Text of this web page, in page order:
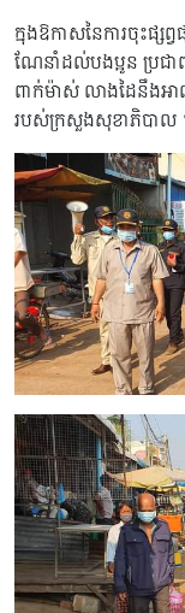
ក្នុងឱកាសនៃការចុះផ្ស
ណែនាំដល់បងប្អូន ប្រជា
ពាក់ម៉ាស់ លាងដៃនឹងអ
របស់ក្រសួងសុខាភិបាល